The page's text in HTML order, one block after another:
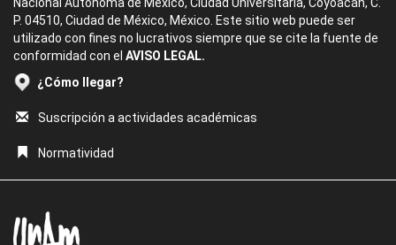
P. 04510, Ciudad de México, México. Este sitio web puede ser
utilizado con fines no lucrativos siempre que se cite la fuente de
conformidad con el AVISO LEGAL.
¿Cómo llegar?
Suscripción a actividades académicas
Normatividad